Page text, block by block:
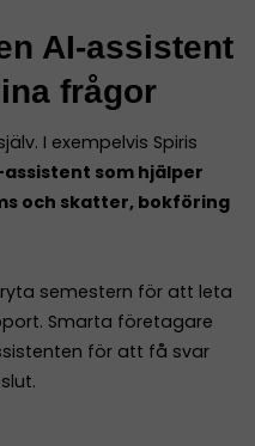
AI-assistent
frågor
I exempelvis Spiris
assistent som hjälper
och skatter, bokföring
semestern för att leta
Smarta företagare
för att få svar